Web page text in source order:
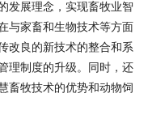
展理念，实现畜牧业智
与家畜和生物技术等方面
改良的新技术的整合和系
理制度的升级。同时，还
畜牧技术的优势和动物饲